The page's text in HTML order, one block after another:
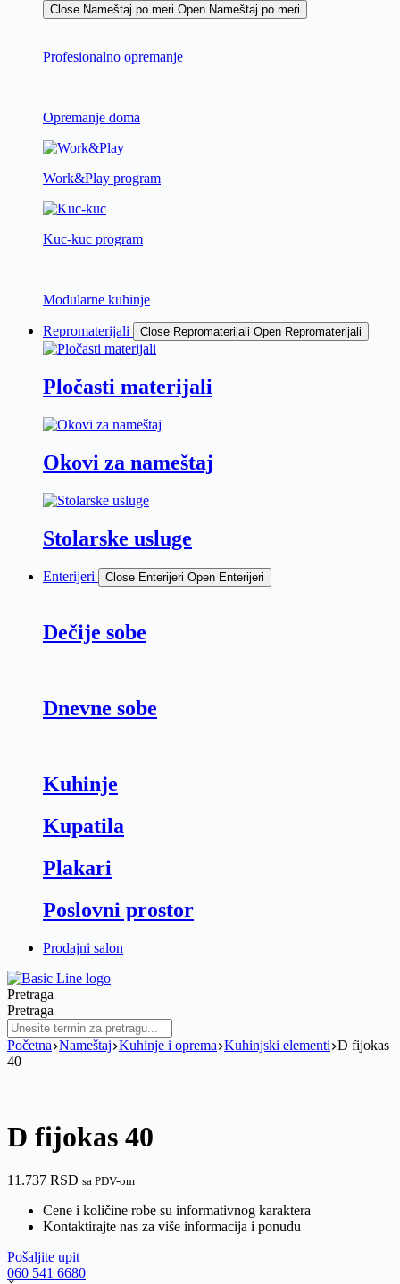
Close Nameštaj po meri Open Nameštaj po meri
Profesionalno opremanje
Opremanje doma
Work&Play program
Kuc-kuc program
Modularne kuhinje
Repromaterijali Close Repromaterijali Open Repromaterijali
Pločasti materijali
Okovi za nameštaj
Stolarske usluge
Enterijeri Close Enterijeri Open Enterijeri
Dečije sobe
Dnevne sobe
Kuhinje
Kupatila
Plakari
Poslovni prostor
Prodajni salon
Pretraga
Pretraga
Početna Nameštaj Kuhinje i oprema Kuhinjski elementi D fijokas
40
D fijokas 40
11.737 RSD sa PDV-om
Cene i količine robe su informativnog karaktera
Kontaktirajte nas za više informacija i ponudu
Pošaljite upit
060 541 6680